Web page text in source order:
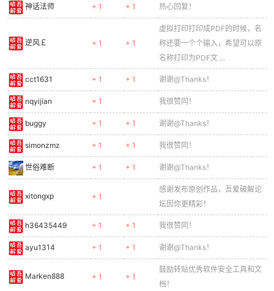
神话法师 + 1 + 1 热心回复！
逆风￡ + 1 + 1
虚拟打印打印成PDF的时候，名
称还要一个个输入，希望可以原
名称打印为PDF文 ...
cct1631 + 1 + 1 谢谢@Thanks！
nqyijian + 1 我很赞同！
buggy + 1 + 1 谢谢@Thanks！
simonzmz + 1 + 1 我很赞同！
世俗难断 + 1 + 1 谢谢@Thanks！
xitongxp + 1
感谢发布原创作品，吾爱破解论
坛因你更精彩！
h36435449 + 1 + 1 我很赞同！
ayu1314 + 1 + 1 谢谢@Thanks！
Marken888 + 1 + 1
鼓励转贴优秀软件安全工具和文
档！